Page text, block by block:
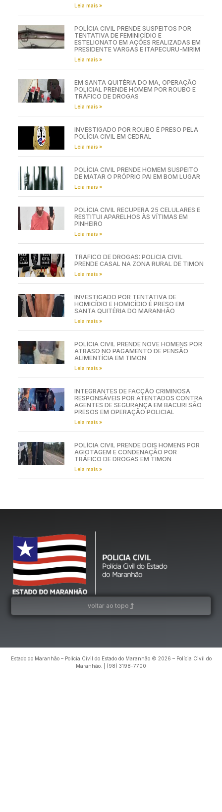
Leia mais »
POLÍCIA CIVIL PRENDE SUSPEITOS POR
TENTATIVA DE FEMINICÍDIO E
ESTELIONATO EM AÇÕES REALIZADAS EM
PRESIDENTE VARGAS E ITAPECURU-MIRIM
Leia mais »
EM SANTA QUITÉRIA DO MA, OPERAÇÃO
POLICIAL PRENDE HOMEM POR ROUBO E
TRÁFICO DE DROGAS
Leia mais »
INVESTIGADO POR ROUBO É PRESO PELA
POLÍCIA CIVIL EM CEDRAL
Leia mais »
POLÍCIA CIVIL PRENDE HOMEM SUSPEITO
DE MATAR O PRÓPRIO PAI EM BOM LUGAR
Leia mais »
POLÍCIA CIVIL RECUPERA 25 CELULARES E
RESTITUI APARELHOS ÀS VÍTIMAS EM
PINHEIRO
Leia mais »
TRÁFICO DE DROGAS: POLÍCIA CIVIL
PRENDE CASAL NA ZONA RURAL DE TIMON
Leia mais »
INVESTIGADO POR TENTATIVA DE
HOMICÍDIO E HOMICÍDIO É PRESO EM
SANTA QUITÉRIA DO MARANHÃO
Leia mais »
POLÍCIA CIVIL PRENDE NOVE HOMENS POR
ATRASO NO PAGAMENTO DE PENSÃO
ALIMENTÍCIA EM TIMON
Leia mais »
INTEGRANTES DE FACÇÃO CRIMINOSA
RESPONSÁVEIS POR ATENTADOS CONTRA
AGENTES DE SEGURANÇA EM BACURI SÃO
PRESOS EM OPERAÇÃO POLICIAL
Leia mais »
POLÍCIA CIVIL PRENDE DOIS HOMENS POR
AGIOTAGEM E CONDENAÇÃO POR
TRÁFICO DE DROGAS EM TIMON
Leia mais »
voltar ao topo
Estado do Maranhão – Polícia Civil do Estado do Maranhão © 2026 – Polícia Civil do
Maranhão. | (98) 3198-7700